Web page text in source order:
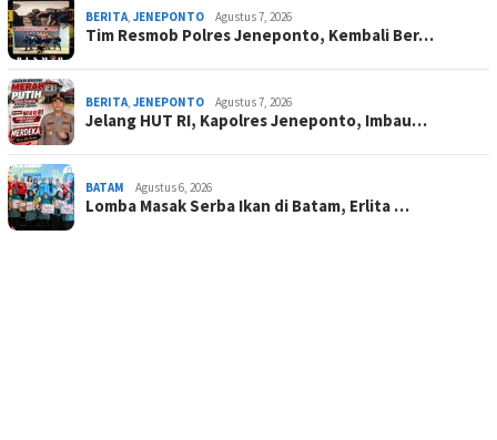
BERITA, JENEPONTO Agustus 7, 2026
Tim Resmob Polres Jeneponto, Kembali Ber…
BERITA, JENEPONTO Agustus 7, 2026
Jelang HUT RI, Kapolres Jeneponto, Imbau…
BATAM Agustus 6, 2026
Lomba Masak Serba Ikan di Batam, Erlita …